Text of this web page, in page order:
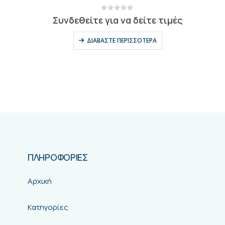
Συνδεθείτε για να δείτε τιμές
ΔΙΑΒΆΣΤΕ ΠΕΡΙΣΣΌΤΕΡΑ
ΠΛΗΡΟΦΟΡΙΕΣ
Αρχική
Κατηγορίες